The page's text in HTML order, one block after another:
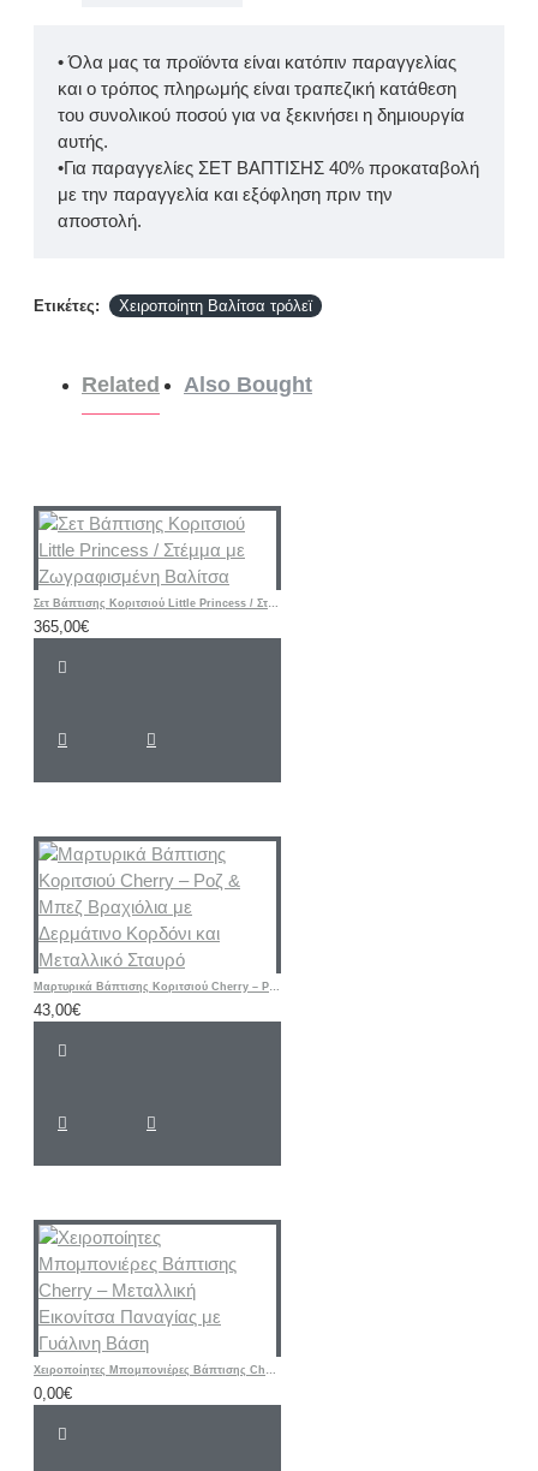
• Όλα μας τα προϊόντα είναι κατόπιν παραγγελίας
και ο τρόπος πληρωμής είναι τραπεζική κατάθεση
του συνολικού ποσού για να ξεκινήσει η δημιουργία
αυτής.
•Για παραγγελίες ΣΕΤ ΒΑΠΤΙΣΗΣ 40% προκαταβολή
με την παραγγελία και εξόφληση πριν την
αποστολή.
Ετικέτες: Χειροποίητη Βαλίτσα τρόλεϊ
Related Also Bought
Σετ Βάπτισης Κοριτσιού Little Princess / Στέμμα με Ζωγραφισμένη Βαλίτσα
365,00€
Μαρτυρικά Βάπτισης Κοριτσιού Cherry – Ροζ & Μπεζ Βραχιόλια με Δερμάτινο Κορδόνι και Μεταλλικό Σταυρό
43,00€
Χειροποίητες Μπομπονιέρες Βάπτισης Cherry – Μεταλλική Εικονίτσα Παναγίας με Γυάλινη Βάση
0,00€